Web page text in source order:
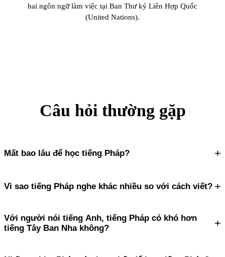
hai ngôn ngữ làm việc tại Ban Thư ký Liên Hợp Quốc
(United Nations).
Câu hỏi thường gặp
Mất bao lâu để học tiếng Pháp? +
Vì sao tiếng Pháp nghe khác nhiều so với cách viết? +
Với người nói tiếng Anh, tiếng Pháp có khó hơn
tiếng Tây Ban Nha không?
+